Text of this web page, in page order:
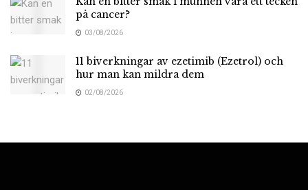
på cancer?
03/08/2026
11 biverkningar av ezetimib (Ezetrol) och
hur man kan mildra dem
02/08/2026